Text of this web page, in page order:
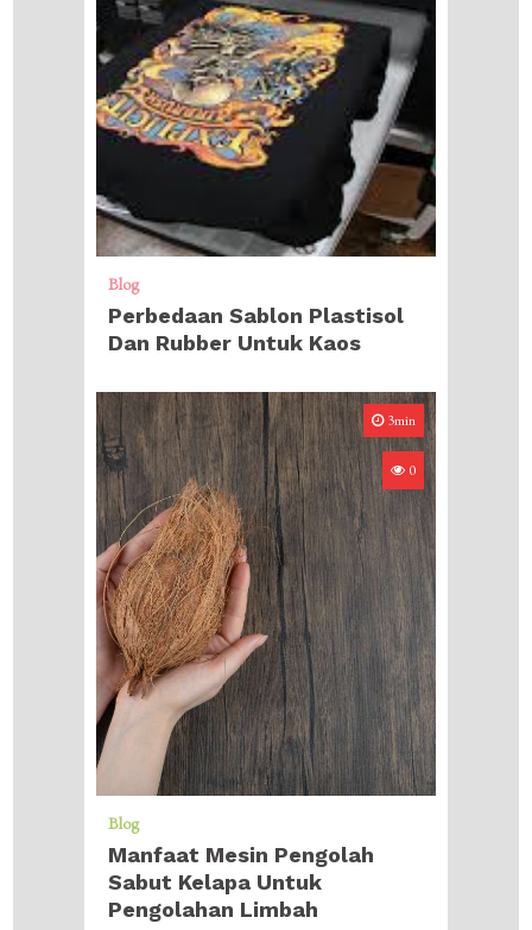
Blog
Perbedaan Sablon Plastisol
Dan Rubber Untuk Kaos
3min
0
Blog
Manfaat Mesin Pengolah
Sabut Kelapa Untuk
Pengolahan Limbah